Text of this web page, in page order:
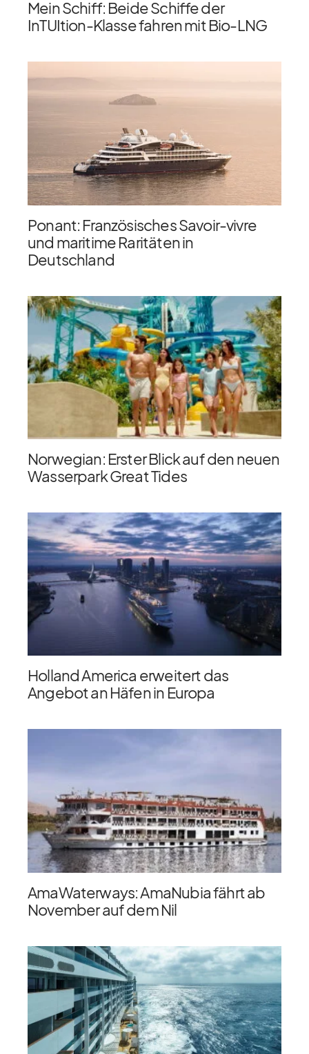
Mein Schiff: Beide Schiffe der
InTUItion-Klasse fahren mit Bio-LNG
Ponant: Französisches Savoir-vivre
und maritime Raritäten in
Deutschland
Norwegian: Erster Blick auf den neuen
Wasserpark Great Tides
Holland America erweitert das
Angebot an Häfen in Europa
AmaWaterways: AmaNubia fährt ab
November auf dem Nil